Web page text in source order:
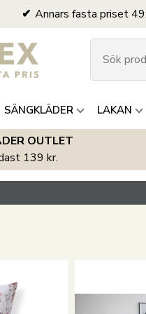
Annars fasta priset
SÄNGKLÄDER LAKAN
OUTLET
139 kr.